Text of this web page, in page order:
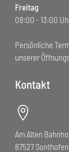
Freitag
08:00 - 13:00
Persönliche
unserer
Kontakt
Am Alten
87527 Sonthofen